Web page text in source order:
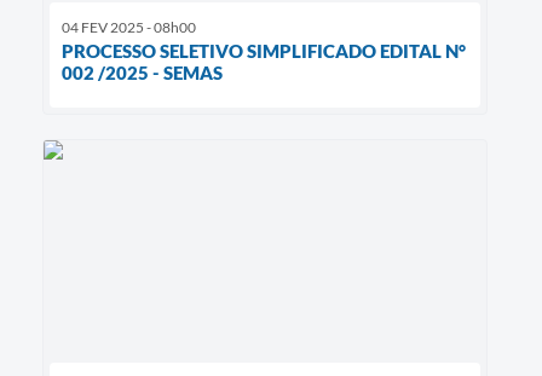
04 FEV 2025 - 08h00
PROCESSO SELETIVO SIMPLIFICADO EDITAL N°
002 /2025 - SEMAS